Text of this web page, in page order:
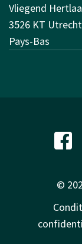
Vliegend
3526 KT Utrecht
Pays-Bas
©